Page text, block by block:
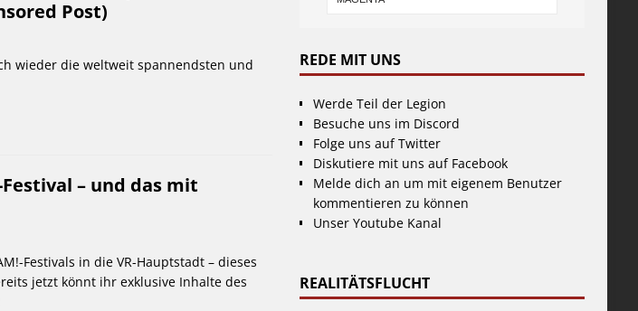
Post)
wieder die weltweit spannendsten und
– und das mit
Festivals in die VR-Hauptstadt – dieses
jetzt könnt ihr exklusive Inhalte des
REDE MIT UNS
Werde Teil der Legion
Besuche uns im Discord
Folge uns auf Twitter
Diskutiere mit uns auf Facebook
Melde dich an um mit eigenem Benutzer
kommentieren zu können
Unser Youtube Kanal
REALITÄTSFLUCHT